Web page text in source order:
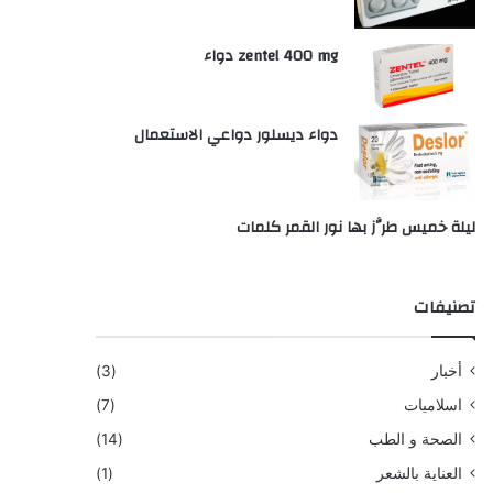
zentel 400 mg دواء
دواء ديسلور دواعي الاستعمال
ليلة خميس طرَّز بها نور القمر كلمات
تصنيفات
أخبار
(3)
اسلاميات
(7)
الصحة و الطب
(14)
العناية بالشعر
(1)